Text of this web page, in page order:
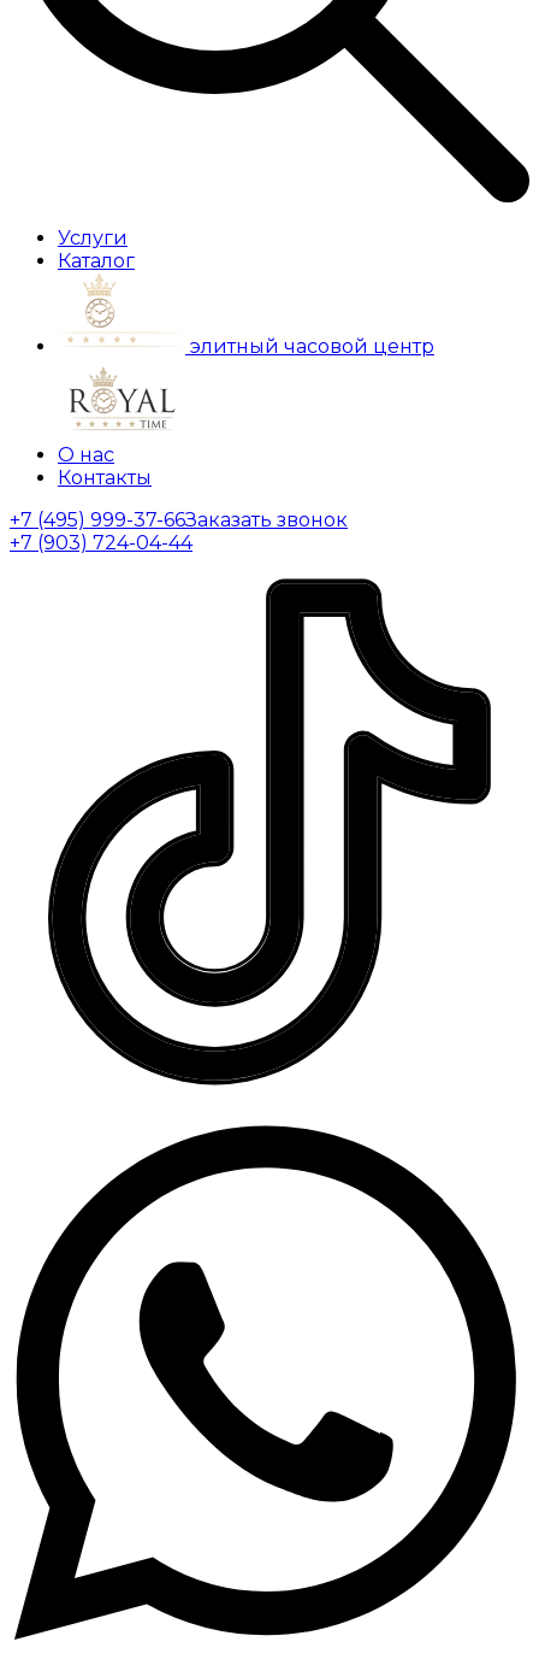
Услуги
Каталог
элитный часовой центр
О нас
Контакты
+7 (495) 999-37-66Заказать звонок
+7 (903) 724-04-44